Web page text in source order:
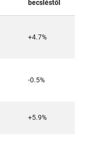
becsléstől
+4.7%
-0.5%
+5.9%